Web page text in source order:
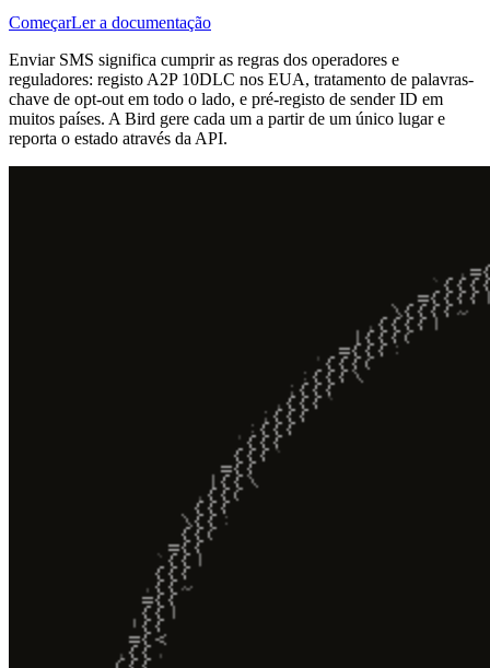
ComeçarLer a documentação
Enviar SMS significa cumprir as regras dos operadores e
reguladores: registo A2P 10DLC nos EUA, tratamento de palavras-
chave de opt-out em todo o lado, e pré-registo de sender ID em
muitos países. A Bird gere cada um a partir de um único lugar e
reporta o estado através da API.